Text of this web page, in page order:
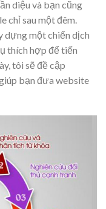
diệu và bạn cũng
chỉ sau một đêm.
dựng một chiến dịch
thích hợp để tiến
tôi sẽ đề cập
bạn đưa website